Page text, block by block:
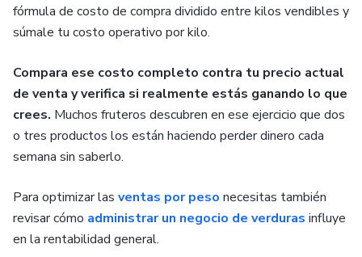
fórmula de costo de compra dividido entre kilos vendibles y
súmale tu costo operativo por kilo.
Compara ese costo completo contra tu precio actual
de venta y verifica si realmente estás ganando lo que
crees. Muchos fruteros descubren en ese ejercicio que dos
o tres productos los están haciendo perder dinero cada
semana sin saberlo.
Para optimizar las ventas por peso necesitas también
revisar cómo administrar un negocio de verduras influye
en la rentabilidad general.